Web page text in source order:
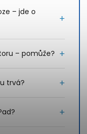
– jde o
– pomůže?
trvá?